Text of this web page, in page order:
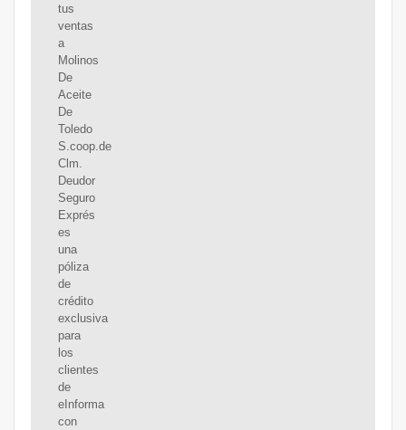
tus
ventas
a
Molinos
De
Aceite
De
Toledo
S.coop.de
Clm.
Deudor
Seguro
Exprés
es
una
póliza
de
crédito
exclusiva
para
los
clientes
de
eInforma
con